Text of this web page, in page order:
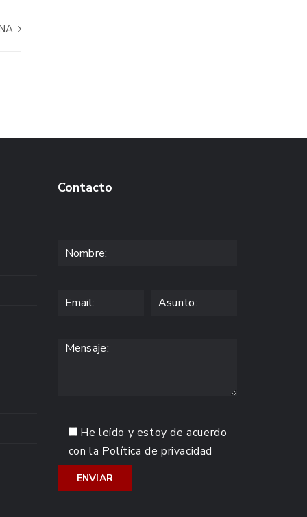
Contacto
He leído y estoy de acuerdo
con la Política de privacidad